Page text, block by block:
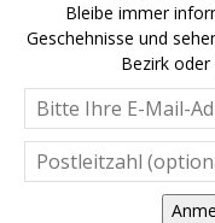
Bleibe immer
Geschehnisse und
Bezirk oder